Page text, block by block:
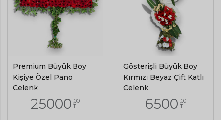
Premium Büyük Boy
Kişiye Özel Pano
Çelenk
25000 ,00
TL
Gösterişli Büyük Boy
Kırmızı Beyaz Çift Katlı
Çelenk
6500 ,00
TL